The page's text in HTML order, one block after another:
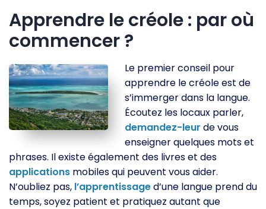
Apprendre le créole : par où
commencer ?
Le premier conseil pour
apprendre le créole est de
s’immerger dans la langue.
Écoutez les locaux parler,
demandez-leur de vous
enseigner quelques mots et
phrases. Il existe également des livres et des
applications mobiles qui peuvent vous aider.
N’oubliez pas, l’apprentissaged’une langue prend du
temps, soyez patient et pratiquez autant que